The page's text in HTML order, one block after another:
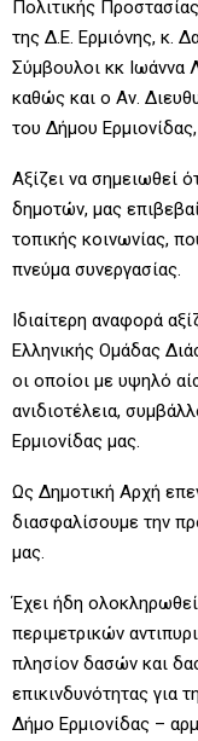
Πολιτικής
της Δ.Ε. Ερμιόνης, κ.
Σύμβουλοι κκ Ιωάννα
καθώς και ο Αν.
του Δήμου
Αξίζει να σημειωθεί
δημοτών, μας
τοπικής κοινωνίας,
πνεύμα συνεργασίας.
Ιδιαίτερη αναφορά
Ελληνικής Ομάδας
οι οποίοι με υψηλό
ανιδιοτέλεια,
Ερμιονίδας μας.
Ως Δημοτική Αρχή
διασφαλίσουμε την
μας.
Έχει ήδη
περιμετρικών
πλησίον δασών και
επικινδυνότητας για
Δήμο Ερμιονίδας –